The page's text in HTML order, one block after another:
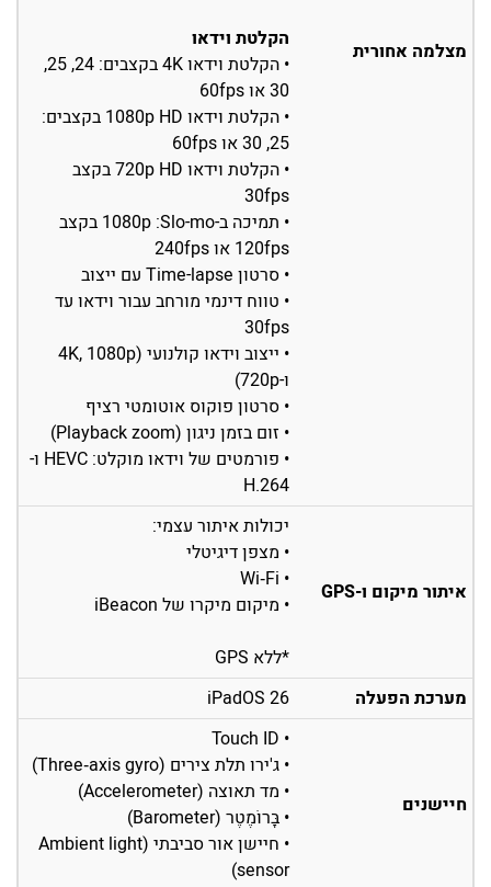
מצלמה אחורית
הקלטת וידאו
• הקלטת וידאו 4K בקצבים: ‎24‏, ‎25‏,
‎30‏ או ‎60fps
• הקלטת וידאו 1080p HD בקצבים:
‎25‏, ‎30‏ או ‎60fps
• הקלטת וידאו 720p HD בקצב
‎30fps
• תמיכה ב-Slo-mo: ‏1080p בקצב
‎120fps או ‎240fps
• סרטון Time-lapse עם ייצוב
• טווח דינמי מורחב עבור וידאו עד
30fps
• ייצוב וידאו קולנועי (4K, 1080p
ו-720p)
• סרטון פוקוס אוטומטי רציף
• זום בזמן ניגון (Playback zoom)
• פורמטים של וידאו מוקלט: HEVC ו-
H.264
איתור מיקום ו-GPS
יכולות איתור עצמי:
• מצפן דיגיטלי
• Wi‑Fi
• מיקום מיקרו של iBeacon
*ללא GPS
מערכת הפעלה
iPadOS 26
חיישנים
• Touch ID
• ג'ירו תלת צירים (Three‐axis gyro)
• מד תאוצה (Accelerometer)
• בָּרוֹמֶטֶר (Barometer)
• חיישן אור סביבתי (Ambient light
sensor)